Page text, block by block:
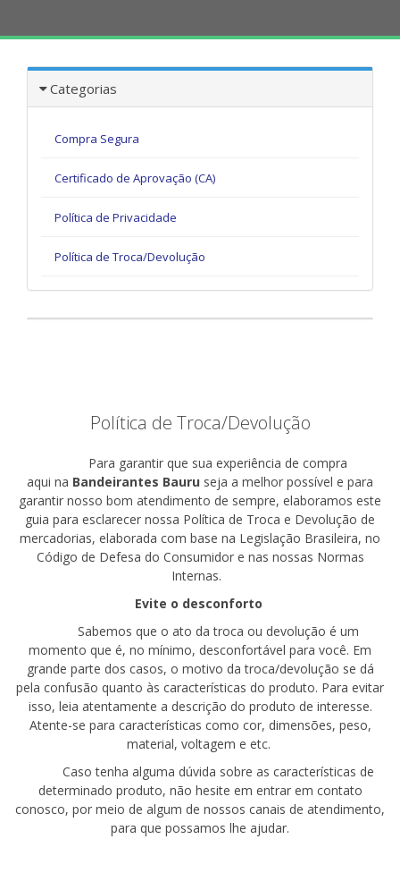
Categorias
Compra Segura
Certificado de Aprovação (CA)
Política de Privacidade
Política de Troca/Devolução
Política de Troca/Devolução
Para garantir que sua experiência de compra
aqui na Bandeirantes Bauru seja a melhor possível e para
garantir nosso bom atendimento de sempre, elaboramos este
guia para esclarecer nossa Política de Troca e Devolução de
mercadorias, elaborada com base na Legislação Brasileira, no
Código de Defesa do Consumidor e nas nossas Normas
Internas.
Evite o desconforto
Sabemos que o ato da troca ou devolução é um
momento que é, no mínimo, desconfortável para você. Em
grande parte dos casos, o motivo da troca/devolução se dá
pela confusão quanto às características do produto. Para evitar
isso, leia atentamente a descrição do produto de interesse.
Atente-se para características como cor, dimensões, peso,
material, voltagem e etc.
Caso tenha alguma dúvida sobre as características de
determinado produto, não hesite em entrar em contato
conosco, por meio de algum de nossos canais de atendimento,
para que possamos lhe ajudar.